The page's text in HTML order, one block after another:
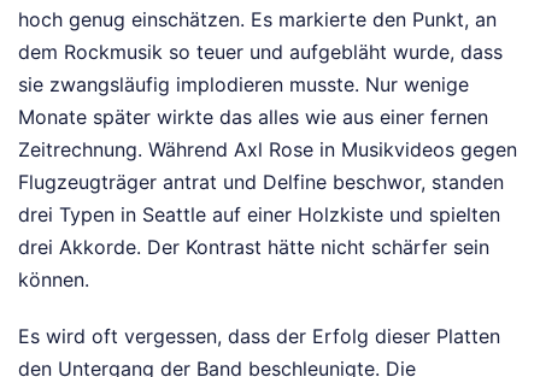
hoch genug einschätzen. Es markierte den Punkt, an
dem Rockmusik so teuer und aufgebläht wurde, dass
sie zwangsläufig implodieren musste. Nur wenige
Monate später wirkte das alles wie aus einer fernen
Zeitrechnung. Während Axl Rose in Musikvideos gegen
Flugzeugträger antrat und Delfine beschwor, standen
drei Typen in Seattle auf einer Holzkiste und spielten
drei Akkorde. Der Kontrast hätte nicht schärfer sein
können.
Es wird oft vergessen, dass der Erfolg dieser Platten
den Untergang der Band beschleunigte. Die